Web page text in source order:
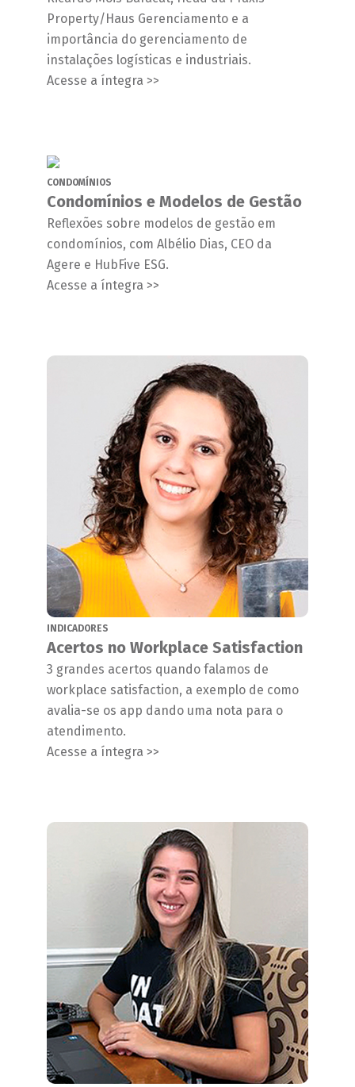
Property/Haus Gerenciamento e a
importância do gerenciamento de
instalações logísticas e industriais.
Acesse a íntegra >>
CONDOMÍNIOS
Condomínios e Modelos de Gestão
Reflexões sobre modelos de gestão em
condomínios, com Albélio Dias, CEO da
Agere e HubFive ESG.
Acesse a íntegra >>
INDICADORES
Acertos no Workplace Satisfaction
3 grandes acertos quando falamos de
workplace satisfaction, a exemplo de como
avalia-se os app dando uma nota para o
atendimento.
Acesse a íntegra >>